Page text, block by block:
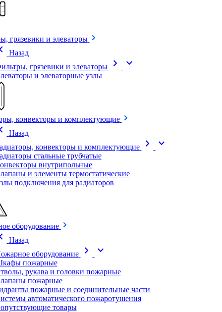
грязевики и элеваторы
Назад
грязевики и элеваторы
chevron_right expand_more
и элеваторные узлы
конвекторы и комплектующие
Назад
конвекторы и комплектующие
chevron_right expand_more
стальные трубчатые
внутрипольные
и элементы термостатические
подключения для радиаторов
оборудование
Назад
оборудование
chevron_right expand_more
пожарные
рукава и головки пожарные
пожарные
пожарные и соединительные части
автоматического пожаротушения
товары